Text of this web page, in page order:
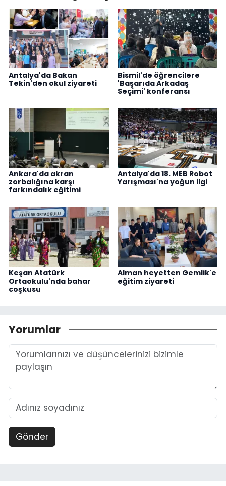
Antalya'da Bakan
Tekin'den okul ziyareti
Bismil'de öğrencilere
'Başarıda Arkadaş
Seçimi' konferansı
Ankara'da akran
zorbalığına karşı
farkındalık eğitimi
Antalya'da 18. MEB Robot
Yarışması'na yoğun ilgi
Keşan Atatürk
Ortaokulu'nda bahar
coşkusu
Alman heyetten Gemlik'e
eğitim ziyareti
Yorumlar
Gönder